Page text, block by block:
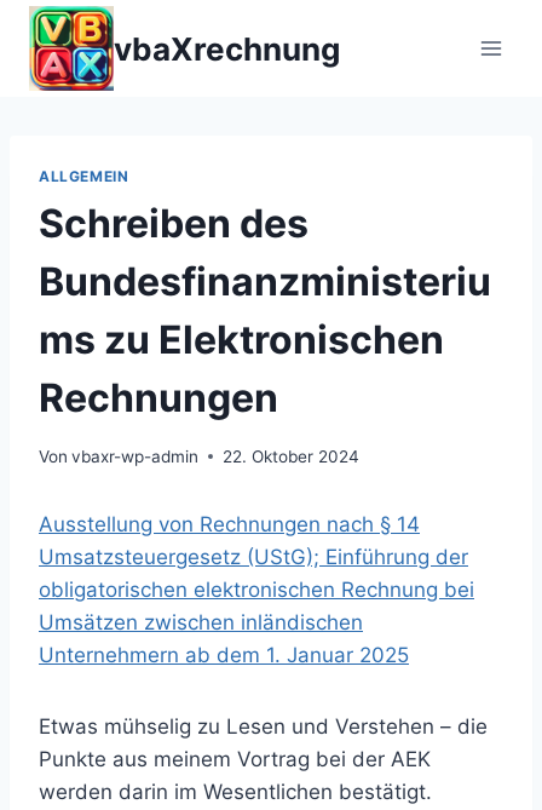
Zum
Inhalt
springen
vbaXrechnung
ALLGEMEIN
Schreiben des
Bundesfinanzministeriu
ms zu Elektronischen
Rechnungen
Von vbaxr-wp-admin 22. Oktober 2024
Ausstellung von Rechnungen nach § 14
Umsatzsteuergesetz (UStG); Einführung der
obligatorischen elektronischen Rechnung bei
Umsätzen zwischen inländischen
Unternehmern ab dem 1. Januar 2025
Etwas mühselig zu Lesen und Verstehen – die
Punkte aus meinem Vortrag bei der AEK
werden darin im Wesentlichen bestätigt.